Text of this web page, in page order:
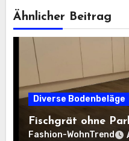
Ähnlicher Beitrag
Diverse Bodenbeläge
Fischgrät ohne
Fashion-WohnTrend